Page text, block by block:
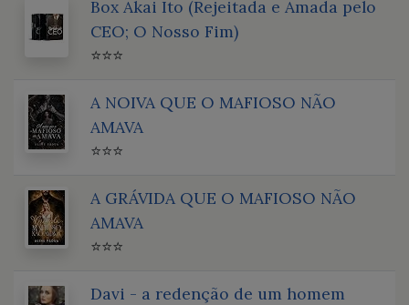
Box Akai Ito (Rejeitada e Amada pelo
CEO; O Nosso Fim)
⭐⭐⭐
A NOIVA QUE O MAFIOSO NÃO
AMAVA
⭐⭐⭐
A GRÁVIDA QUE O MAFIOSO NÃO
AMAVA
⭐⭐⭐
Davi - a redenção de um homem